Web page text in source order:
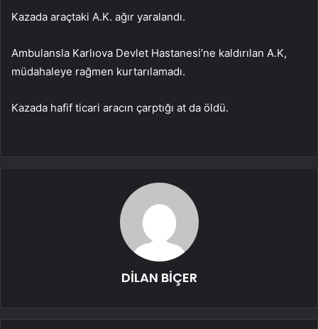
Kazada araçtaki A.K. ağır yaralandı.
Ambulansla Karlıova Devlet Hastanesi’ne kaldırılan A.K,
müdahaleye rağmen kurtarılamadı.
Kazada hafif ticari aracın çarptığı at da öldü.
DİLAN BİÇER